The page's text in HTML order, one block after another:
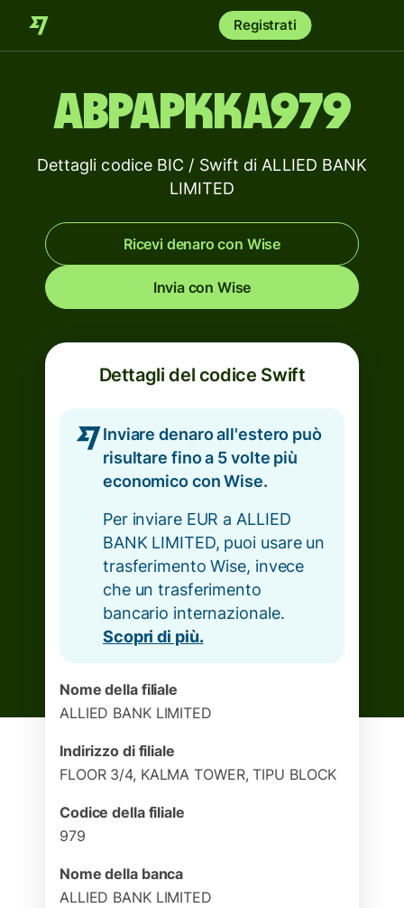
Registrati
ABPAPKKA979
Dettagli codice BIC / Swift di ALLIED BANK
LIMITED
Ricevi denaro con Wise
Invia con Wise
Dettagli del codice Swift
Inviare denaro all'estero può
risultare fino a 5 volte più
economico con Wise.
Per inviare EUR a ALLIED
BANK LIMITED, puoi usare un
trasferimento Wise, invece
che un trasferimento
bancario internazionale.
Scopri di più.
Nome della filiale
ALLIED BANK LIMITED
Indirizzo di filiale
FLOOR 3/4, KALMA TOWER, TIPU BLOCK
Codice della filiale
979
Nome della banca
ALLIED BANK LIMITED